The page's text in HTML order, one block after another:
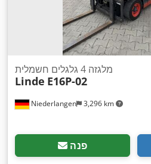
Niederlangen 3,296 km
מלגזה 4 גלגלים חשמלית
Linde E16P-02
פנה